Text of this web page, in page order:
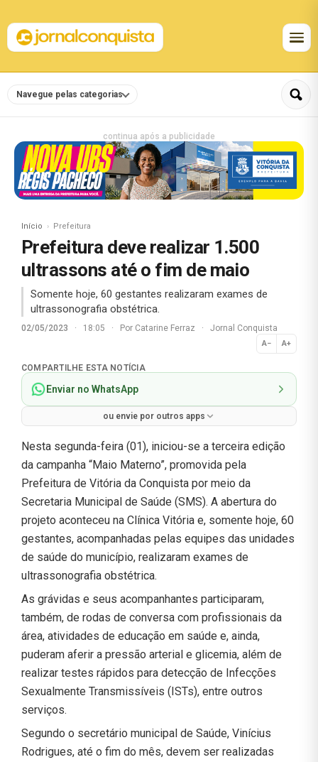
Navegue pelas categorias
continua após a publicidade
Início Prefeitura
Prefeitura deve realizar 1.500
ultrassons até o fim de maio
Somente hoje, 60 gestantes realizaram exames de
ultrassonografia obstétrica.
02/05/2023 · 18:05 · Por Catarine Ferraz · Jornal Conquista
A− A+
Normal
COMPARTILHE ESTA NOTÍCIA
Enviar no WhatsApp
ou envie por outros apps
Nesta segunda-feira (01), iniciou-se a terceira edição
da campanha “Maio Materno”, promovida pela
Prefeitura de Vitória da Conquista por meio da
Secretaria Municipal de Saúde (SMS). A abertura do
projeto aconteceu na Clínica Vitória e, somente hoje, 60
gestantes, acompanhadas pelas equipes das unidades
de saúde do município, realizaram exames de
ultrassonografia obstétrica.
As grávidas e seus acompanhantes participaram,
também, de rodas de conversa com profissionais da
área, atividades de educação em saúde e, ainda,
puderam aferir a pressão arterial e glicemia, além de
realizar testes rápidos para detecção de Infecções
Sexualmente Transmissíveis (ISTs), entre outros
serviços.
Segundo o secretário municipal de Saúde, Vinícius
Rodrigues, até o fim do mês, devem ser realizadas